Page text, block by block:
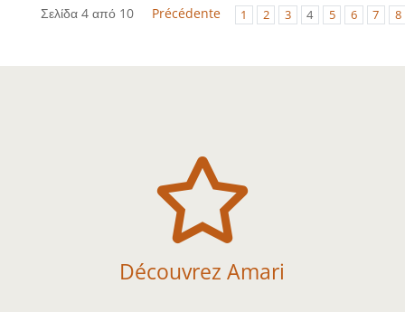
Σελίδα 4 από 10 Précédente 1 2 3 4 5 6 7 8

Découvrez Amari